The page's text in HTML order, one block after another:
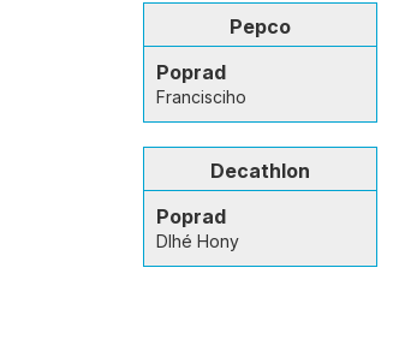
Pepco
Poprad
Francisciho
Decathlon
Poprad
Dlhé Hony